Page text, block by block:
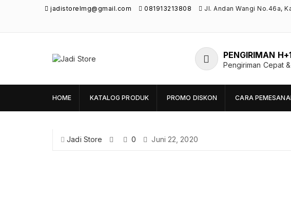
jadistorelmg@gmail.com 081913213808 Jl. Andan Wangi No.46a,
Unik di Lamongan
PENGIRIMAN
Pengiriman Cepat
HOME KATALOG PRODUK PROMO DISKON CARA
Jadi Store 0 Juni 22, 2020